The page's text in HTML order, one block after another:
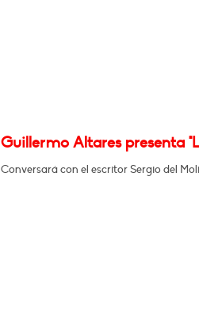
Guillermo Altares presenta
Conversará con el escritor Sergio del